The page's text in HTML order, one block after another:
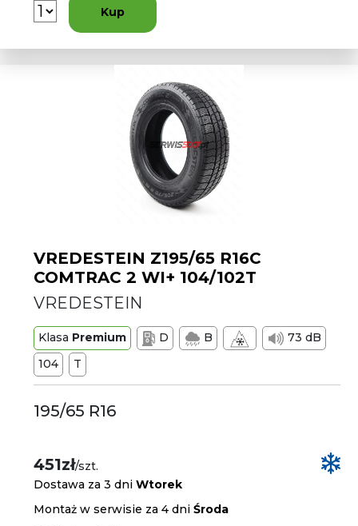
Kup
VREDESTEIN Z195/65 R16C
COMTRAC 2 WI+ 104/102T
VREDESTEIN
Klasa Premium D B
73 dB
104
T
195/65 R16
451zł/szt.
Dostawa za 3 dniWtorek
Montaż w serwisie za 4 dniŚroda